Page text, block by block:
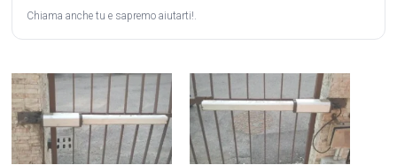
Chiama anche tu e sapremo aiutarti!.